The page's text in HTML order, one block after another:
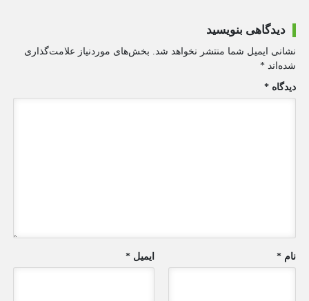
دیدگاهی بنویسید
نشانی ایمیل شما منتشر نخواهد شد. بخش‌های موردنیاز علامت‌گذاری
شده‌اند*
دیدگاه*
نام* ایمیل*